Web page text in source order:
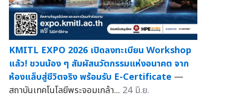
KMITL EXPO 2026 เปิดลงทะเบียน Workshop
แล้ว! ชวนน้อง ๆ สัมผัสนวัตกรรมแห่งอนาคต จาก
ห้องแล็บสู่ชีวิตจริง พร้อมรับ E-Certificate —
สถาบันเทคโนโลยีพระจอมเกล้า... 24 มิ.ย.